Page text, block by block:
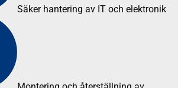
Säker hantering av IT och elektronik